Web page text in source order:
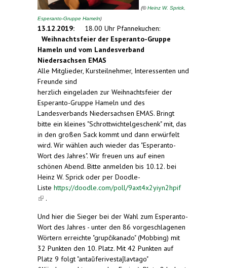
(©Heinz W. Sprick,
Esperanto-Gruppe Hameln)
13.12.2019: 18.00 Uhr Pfannekuchen:
Weihnachtsfeier der Esperanto-Gruppe
Hameln und vom Landesverband
Niedersachsen EMAS
Alle Mitglieder, Kursteilnehmer, Interessenten und
Freunde sind
herzlich eingeladen zur Weihnachtsfeier der
Esperanto-Gruppe Hameln und des
Landesverbands Niedersachsen EMAS. Bringt
bitte ein kleines "Schrottwichtelgeschenk" mit, das
in den großen Sack kommt und dann erwürfelt
wird. Wir wählen auch wieder das "Esperanto-
Wort des Jahres". Wir freuen uns auf einen
schönen Abend. Bitte anmelden bis 10.12. bei
Heinz W. Sprick oder per Doodle-
Liste https://doodle.com/poll/9axt4x2yiyn2hpif
(link is external)
.
Und hier die Sieger bei der Wahl zum Esperanto-
Wort des Jahres - unter den 86 vorgeschlagenen
Wörtern erreichte "grupĉikanado" (Mobbing) mit
32 Punkten den 10. Platz. Mit 42 Punkten auf
Platz 9 folgt "antaŭferivestaĵlavtago"